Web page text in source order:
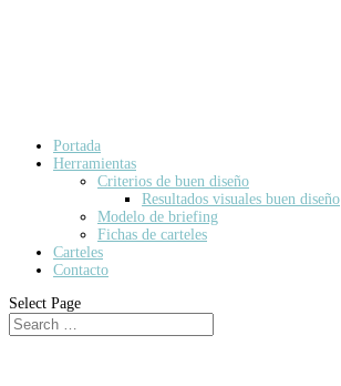
Portada
Herramientas
Criterios de buen diseño
Resultados visuales buen diseño
Modelo de briefing
Fichas de carteles
Carteles
Contacto
Select Page